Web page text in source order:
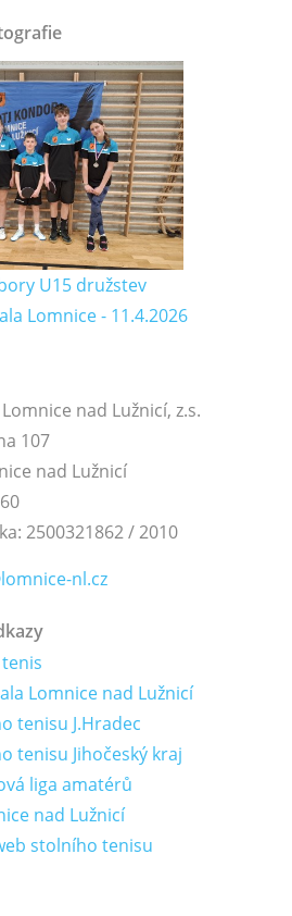
U15 družstev
Lomnice - 11.4.2026
nad Lužnicí, z.s.
107
nad Lužnicí
2500321862 / 2010
nl.cz
Lomnice nad Lužnicí
tenisu J.Hradec
tenisu Jihočeský kraj
liga amatérů
nad Lužnicí
stolního tenisu